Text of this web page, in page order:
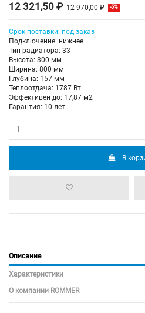
12 321,50 ₽ 12 970,00 ₽ -5%
Срок поставки: под заказ
Подключение: нижнее
Тип радиатора: 33
Высота: 300 мм
Ширина: 800 мм
Глубина: 157 мм
Теплоотдача: 1787 Вт
Эффективен до: 17,87 м2
Гарантия: 10 лет
В
Описание
Характеристики
О компании ROMMER